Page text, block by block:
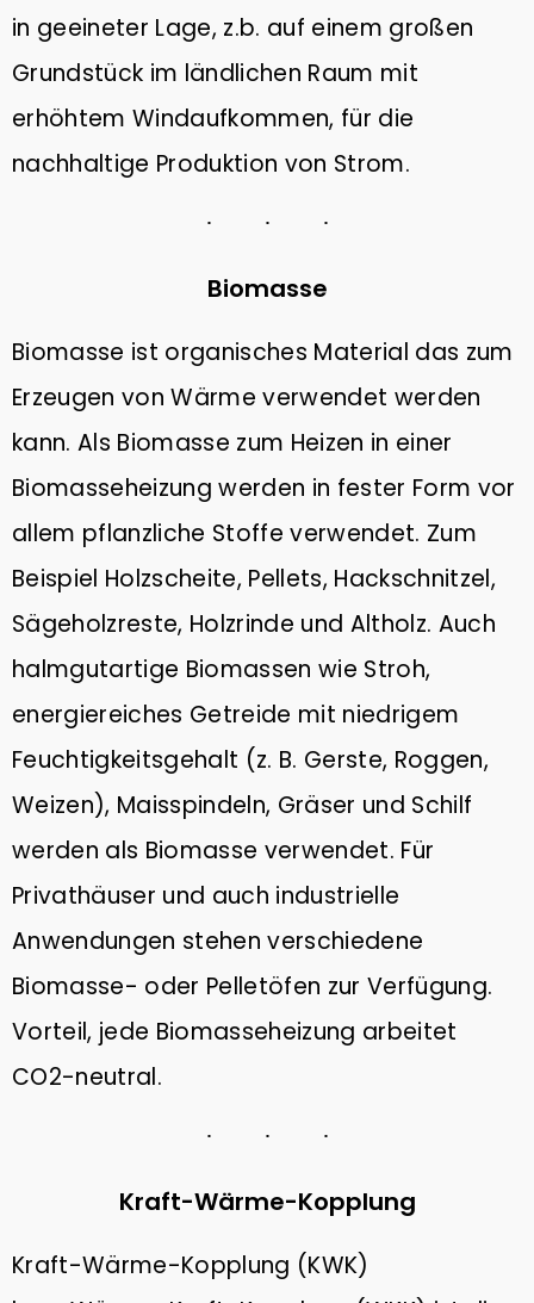
in geeineter Lage, z.b. auf einem großen
Grundstück im ländlichen Raum mit
erhöhtem Windaufkommen, für die
nachhaltige Produktion von Strom.
Biomasse
Biomasse ist organisches Material das zum
Erzeugen von Wärme verwendet werden
kann. Als Biomasse zum Heizen in einer
Biomasseheizung werden in fester Form vor
allem pflanzliche Stoffe verwendet. Zum
Beispiel Holzscheite, Pellets, Hackschnitzel,
Sägeholzreste, Holzrinde und Altholz. Auch
halmgutartige Biomassen wie Stroh,
energiereiches Getreide mit niedrigem
Feuchtigkeitsgehalt (z. B. Gerste, Roggen,
Weizen), Maisspindeln, Gräser und Schilf
werden als Biomasse verwendet. Für
Privathäuser und auch industrielle
Anwendungen stehen verschiedene
Biomasse- oder Pelletöfen zur Verfügung.
Vorteil, jede Biomasseheizung arbeitet
CO2-neutral.
Kraft-Wärme-Kopplung
Kraft-Wärme-Kopplung (KWK)